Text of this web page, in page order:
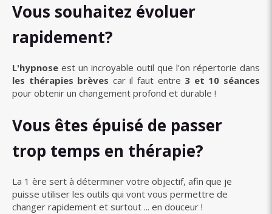
Vous souhaitez évoluer
rapidement?
L'hypnose est un incroyable outil que l'on répertorie dans
les thérapies brèves car il faut entre 3 et 10 séances
pour obtenir un changement profond et durable !
Vous êtes épuisé de passer
trop temps en thérapie?
La 1 ère sert à déterminer votre objectif, afin que je
puisse utiliser les outils qui vont vous permettre de
changer rapidement et surtout ... en douceur !